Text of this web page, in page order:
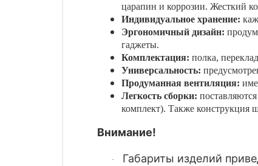
царапин и коррозии. Жесткий
Индивидуальное хранение:
Эргономичный дизайн:
гаджеты.
Комплектация: полка,
Универсальность:
Продуманная вентиляция:
Легкость сборки:
комплект). Также конструкция
Внимание!
· Габариты изделий